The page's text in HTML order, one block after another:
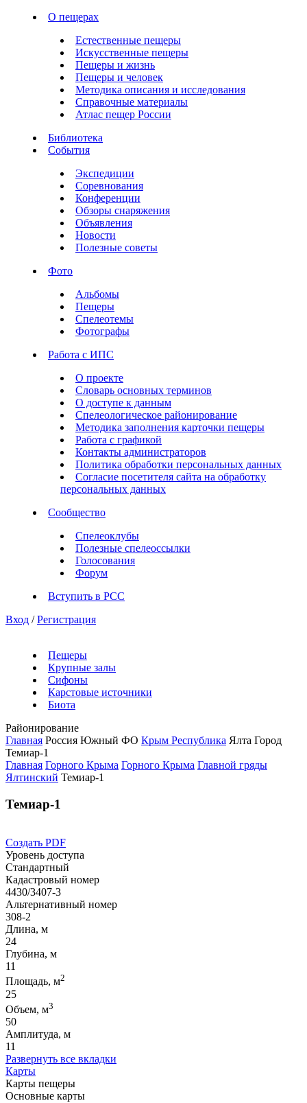
О пещерах
Естественные пещеры
Искусственные пещеры
Пещеры и жизнь
Пещеры и человек
Методика описания и исследования
Справочные материалы
Атлас пещер России
Библиотека
События
Экспедиции
Соревнования
Конференции
Обзоры снаряжения
Объявления
Новости
Полезные советы
Фото
Альбомы
Пещеры
Спелеотемы
Фотографы
Работа с ИПС
О проекте
Словарь основных терминов
О доступе к данным
Спелеологическое районирование
Методика заполнения карточки пещеры
Работа с графикой
Контакты администраторов
Политика обработки персональных данных
Согласие посетителя сайта на обработку
персональных данных
Сообщество
Спелеоклубы
Полезные спелеоссылки
Голосования
Форум
Вступить в РСС
Вход / Регистрация
Пещеры
Крупные залы
Сифоны
Карстовые источники
Биота
Районирование
Главная Россия Южный ФО Крым Республика Ялта Город
Темиар-1
Главная Горного Крыма Горного Крыма Главной гряды
Ялтинский Темиар-1
Темиар-1
Создать PDF
Уровень доступа
Стандартный
Кадастровый номер
4430/3407-3
Альтернативный номер
308-2
Длина, м
24
Глубина, м
11
Площадь, м2
25
Объем, м3
50
Амплитуда, м
11
Развернуть все вкладки
Карты
Карты пещеры
Основные карты